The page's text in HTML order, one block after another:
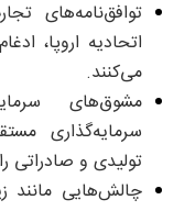
اتحادیه اروپا،
می‌کنند.
مشوق‌های
سرمایه‌گذاری
تولیدی و صادراتی
چالش‌هایی مانند